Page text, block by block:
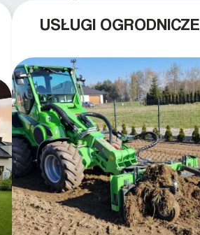
USŁUGI OGRODNICZE